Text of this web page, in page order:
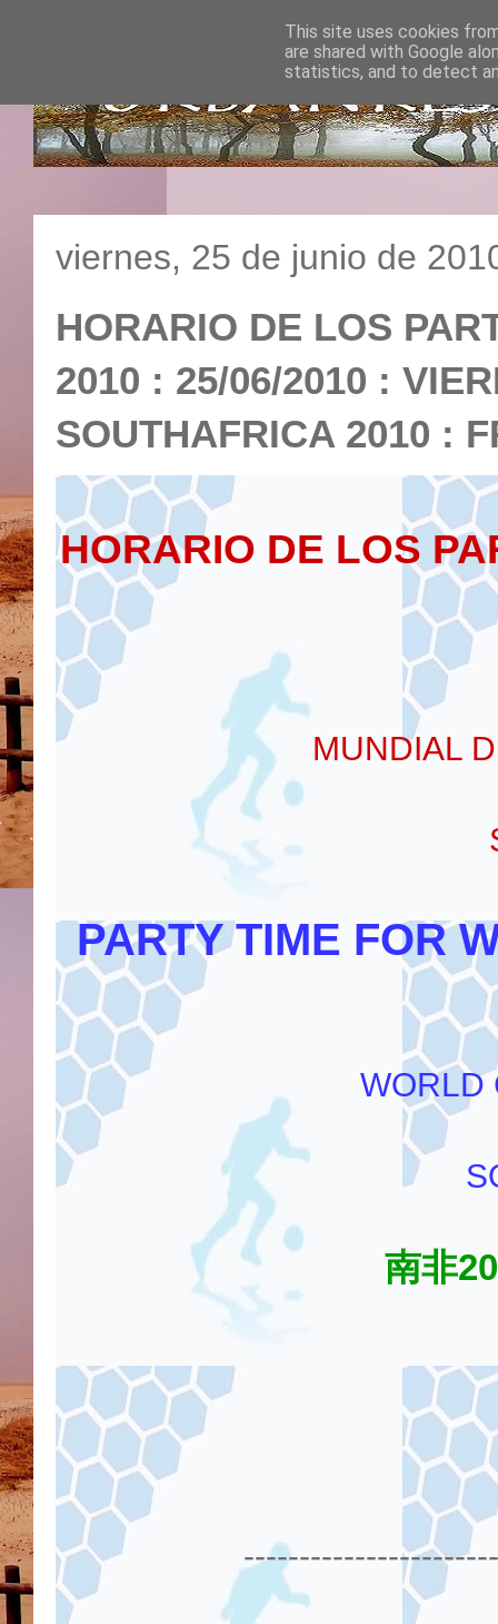
viernes, 25 de junio de
HORARIO DE LOS
2010 : 25/06/2010 :
SOUTHAFRICA 2010 :
HORARIO DE LOS
MUNDIAL
PARTY TIME FOR
WORLD
南非
This site uses cookies
are shared with Google
statistics, and to detect